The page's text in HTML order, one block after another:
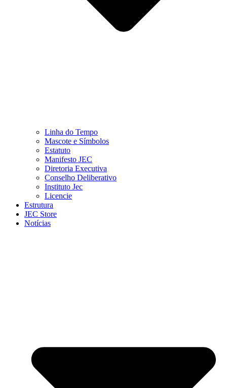
Linha do Tempo
Mascote e Símbolos
Estatuto
Manifesto JEC
Diretoria Executiva
Conselho Deliberativo
Instituto Jec
Licencie
Estrutura
JEC Store
Notícias